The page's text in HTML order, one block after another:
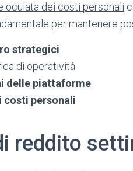
oculata dei costi personali
per mantenere
strategici
di operatività
delle piattaforme
costi personali
reddito